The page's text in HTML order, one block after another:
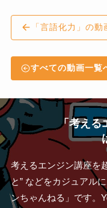
「言語化力」の動
すべての動画一覧
「考える
考えるエンジン講座を
と” などをカジュアル
ンちゃんねる」です。